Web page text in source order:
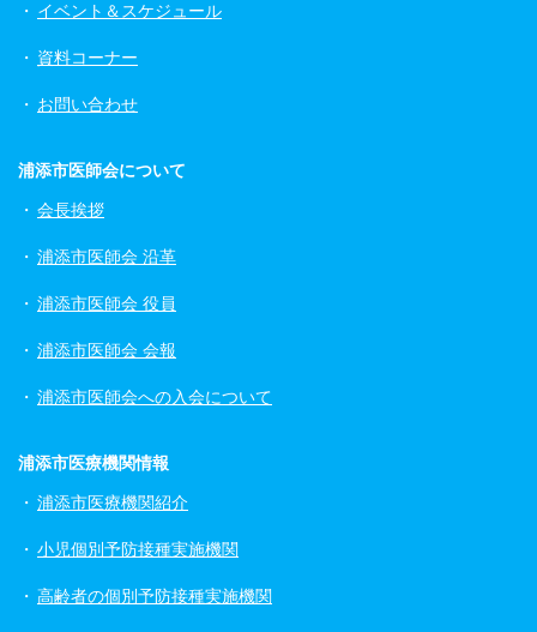
イベント＆スケジュール
資料コーナー
お問い合わせ
浦添市医師会について
会長挨拶
浦添市医師会 沿革
浦添市医師会 役員
浦添市医師会 会報
浦添市医師会への入会について
浦添市医療機関情報
浦添市医療機関紹介
小児個別予防接種実施機関
高齢者の個別予防接種実施機関